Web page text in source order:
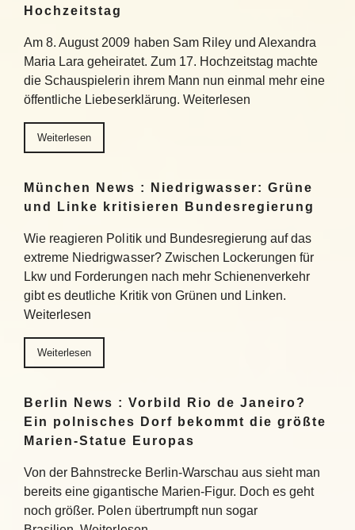
Hochzeitstag
Am 8. August 2009 haben Sam Riley und Alexandra
Maria Lara geheiratet. Zum 17. Hochzeitstag machte
die Schauspielerin ihrem Mann nun einmal mehr eine
öffentliche Liebeserklärung. Weiterlesen
Weiterlesen
München News : Niedrigwasser: Grüne
und Linke kritisieren Bundesregierung
Wie reagieren Politik und Bundesregierung auf das
extreme Niedrigwasser? Zwischen Lockerungen für
Lkw und Forderungen nach mehr Schienenverkehr
gibt es deutliche Kritik von Grünen und Linken.
Weiterlesen
Weiterlesen
Berlin News : Vorbild Rio de Janeiro?
Ein polnisches Dorf bekommt die größte
Marien-Statue Europas
Von der Bahnstrecke Berlin-Warschau aus sieht man
bereits eine gigantische Marien-Figur. Doch es geht
noch größer. Polen übertrumpft nun sogar